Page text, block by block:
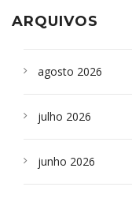
ARQUIVOS
agosto 2026
julho 2026
junho 2026